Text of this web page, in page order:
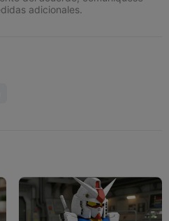
adicionales.